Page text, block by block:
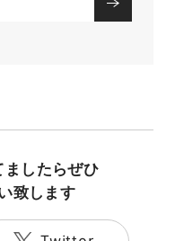
ましたらぜひ
致します